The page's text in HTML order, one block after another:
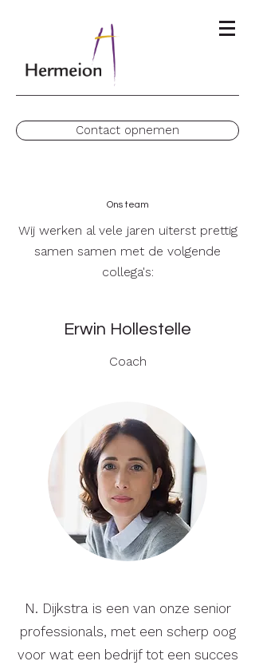
Contact opnemen
Ons team
Wij werken al vele jaren uiterst prettig
samen samen met de volgende
collega's:
Erwin Hollestelle
Coach
N. Dijkstra is een van onze senior
professionals, met een scherp oog
voor wat een bedrijf tot een succes